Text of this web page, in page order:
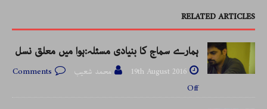
RELATED ARTICLES
ہمارے سماج کا بنیادی مسئلہ:ہوا میں معلق نسل
19th August 2016 محمد شعیب
Comments
Off